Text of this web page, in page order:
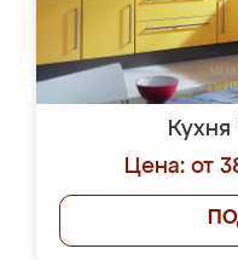
Цена: от